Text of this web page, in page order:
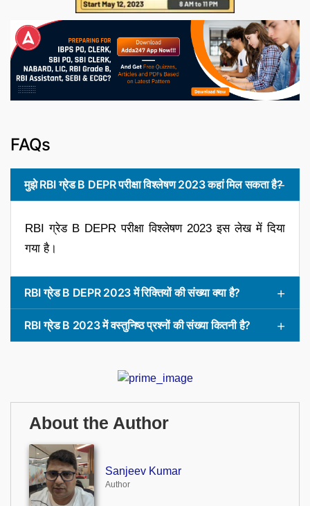
FAQs
मुझे RBI ग्रेड B DEPR परीक्षा विश्लेषण 2023 कहां मिल सकता है?
RBI ग्रेड B DEPR परीक्षा विश्लेषण 2023 इस लेख में दिया
गया है।
RBI ग्रेड B DEPR 2023 में रिक्तियों की संख्या क्या है?
RBI ग्रेड B 2023 में वस्तुनिष्ठ प्रश्नों की संख्या कितनी है?
About the Author
Sanjeev Kumar
Author